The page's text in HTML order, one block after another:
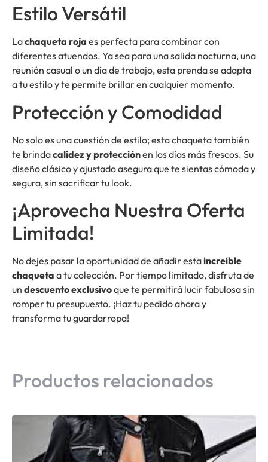
Estilo Versátil
Lachaqueta roja es perfecta para combinar con
diferentes atuendos. Ya sea para una salida nocturna, una
reunión casual o un día de trabajo, esta prenda se adapta
a tu estilo y te permite brillar en cualquier momento.
Protección y Comodidad
No solo es una cuestión de estilo; esta chaqueta también
te brindacalidez y protecciónen los días más frescos. Su
diseño clásico y ajustado asegura que te sientas cómoda y
segura, sin sacrificar tu look.
¡Aprovecha Nuestra Oferta
Limitada!
No dejes pasar la oportunidad de añadir estaincreíble
chaqueta a tu colección. Por tiempo limitado, disfruta de
un descuento exclusivoque te permitirá lucir fabulosa sin
romper tu presupuesto. ¡Haz tu pedido ahora y
transforma tu guardarropa!
Productos relacionados